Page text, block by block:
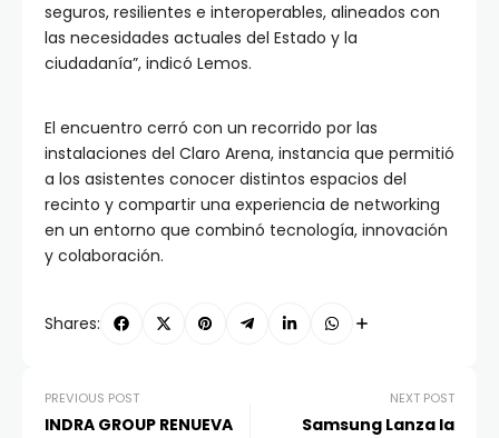
seguros, resilientes e interoperables, alineados con
las necesidades actuales del Estado y la
ciudadanía”, indicó Lemos.
El encuentro cerró con un recorrido por las
instalaciones del Claro Arena, instancia que permitió
a los asistentes conocer distintos espacios del
recinto y compartir una experiencia de networking
en un entorno que combinó tecnología, innovación
y colaboración.
Shares:
PREVIOUS POST
INDRA GROUP RENUEVA
NEXT POST
Samsung Lanza la